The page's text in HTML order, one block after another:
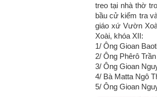
treo tại nhà thờ
bầu cử kiểm tra
giáo xứ Vườn
Xoài, khóa XII:
1/ Ông Gioan
2/ Ông Phêrô
3/ Ông Gioan
4/ Bà Matta Ngô
5/ Ông Gioan